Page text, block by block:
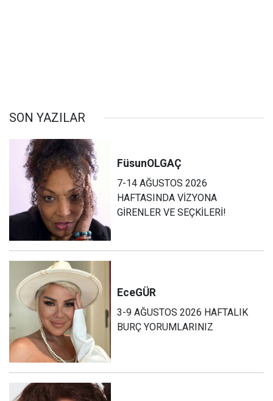
SON YAZILAR
FüsunOLGAÇ
7-14 AĞUSTOS 2026
HAFTASINDA VİZYONA
GİRENLER VE SEÇKİLERİ!
EceGÜR
3-9 AĞUSTOS 2026 HAFTALIK
BURÇ YORUMLARINIZ